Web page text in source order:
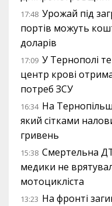
17:48 Урожай під
портів можуть
доларів
17:09 У Тернополі
центр крові
потреб ЗСУ
16:34 На
який сітками
гривень
15:38 Смертельна
медики не
мотоцикліста
13:23 На фронті